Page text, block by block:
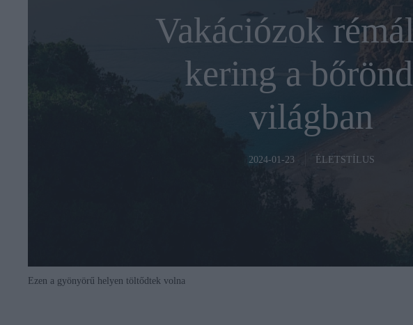
Vakációzok
kering a
világban
2024-01-23 ÉLETSTÍLUS
Ezen a gyönyörű helyen töltődtek volna